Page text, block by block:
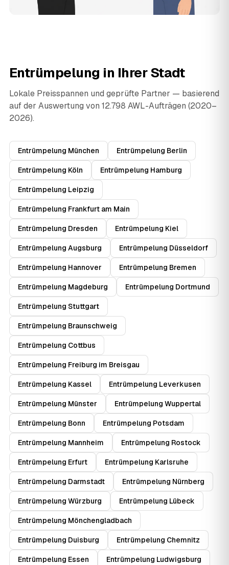
Entrümpelung in Ihrer Stadt
Lokale Preisspannen und geprüfte Partner — basierend
auf der Auswertung von 12.798 AWL-Aufträgen (2020–
2026).
Entrümpelung München Entrümpelung Berlin
Entrümpelung Köln Entrümpelung Hamburg
Entrümpelung Leipzig
Entrümpelung Frankfurt am Main
Entrümpelung Dresden Entrümpelung Kiel
Entrümpelung Augsburg Entrümpelung Düsseldorf
Entrümpelung Hannover Entrümpelung Bremen
Entrümpelung Magdeburg Entrümpelung Dortmund
Entrümpelung Stuttgart
Entrümpelung Braunschweig
Entrümpelung Cottbus
Entrümpelung Freiburg im Breisgau
Entrümpelung Kassel Entrümpelung Leverkusen
Entrümpelung Münster Entrümpelung Wuppertal
Entrümpelung Bonn Entrümpelung Potsdam
Entrümpelung Mannheim Entrümpelung Rostock
Entrümpelung Erfurt Entrümpelung Karlsruhe
Entrümpelung Darmstadt Entrümpelung Nürnberg
Entrümpelung Würzburg Entrümpelung Lübeck
Entrümpelung Mönchengladbach
Entrümpelung Duisburg Entrümpelung Chemnitz
Entrümpelung Essen Entrümpelung Ludwigsburg